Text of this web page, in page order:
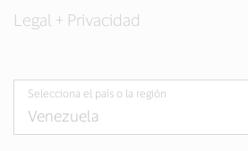
Legal + Privacidad
Selecciona el país o la región